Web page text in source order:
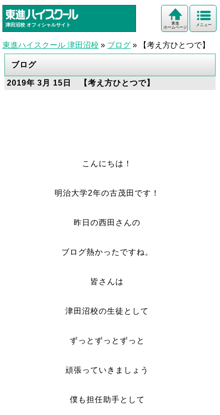
津田沼校 オフィシャルサイト メニュー
東進
ホームページ
東進ハイスクール 津田沼校 » ブログ » 【考え方ひとつで】
ブログ
2019年 3月 15日 【考え方ひとつで】
こんにちは！
明治大学2年の古茂田です！
昨日の西田さんの
ブログ熱かったですね。
皆さんは
津田沼校の生徒として
ずっとずっとずっと
頑張っていきましょう
僕も担任助手として